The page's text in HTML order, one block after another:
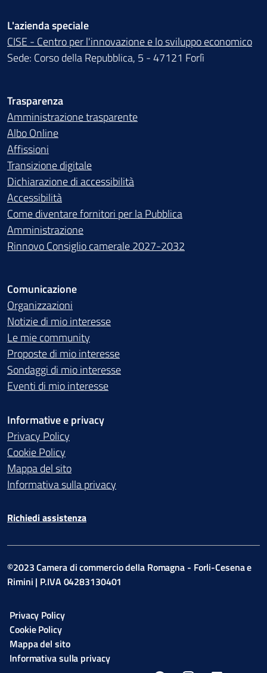
L'azienda speciale
CISE - Centro per l'innovazione e lo sviluppo economico
Sede: Corso della Repubblica, 5 - 47121 Forlì
Trasparenza
Amministrazione trasparente
Albo Online
Affissioni
Transizione digitale
Dichiarazione di accessibilità
Accessibilità
Come diventare fornitori per la Pubblica
Amministrazione
Rinnovo Consiglio camerale 2027-2032
Comunicazione
Organizzazioni
Notizie di mio interesse
Le mie community
Proposte di mio interesse
Sondaggi di mio interesse
Eventi di mio interesse
Informative e privacy
Privacy Policy
Cookie Policy
Mappa del sito
Informativa sulla privacy
Richiedi assistenza
©2023 Camera di commercio della Romagna - Forli-Cesena e
Rimini | P.IVA 04283130401
Privacy Policy
Cookie Policy
Mappa del sito
Informativa sulla privacy